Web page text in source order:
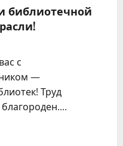
библиотечной
с
—
Труд